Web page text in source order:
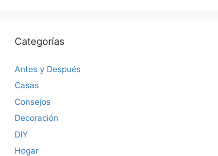
Categorías
Antes y Después
Casas
Consejos
Decoración
DIY
Hogar